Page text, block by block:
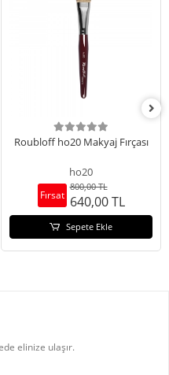
Roubloff ho20 Makyaj Fırçası
ho20
Fırsat
800,00 TL
640,00 TL
Sepete Ekle
elinize ulaşır.